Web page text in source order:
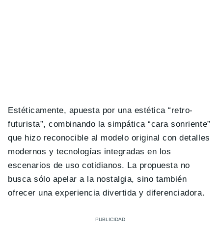
Estéticamente, apuesta por una estética “retro-
futurista”, combinando la simpática “cara sonriente”
que hizo reconocible al modelo original con detalles
modernos y tecnologías integradas en los
escenarios de uso cotidianos. La propuesta no
busca sólo apelar a la nostalgia, sino también
ofrecer una experiencia divertida y diferenciadora.